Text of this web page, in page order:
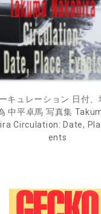
キュレーション 日付、
中平卓馬 写真集
Circulation: Date,
ents